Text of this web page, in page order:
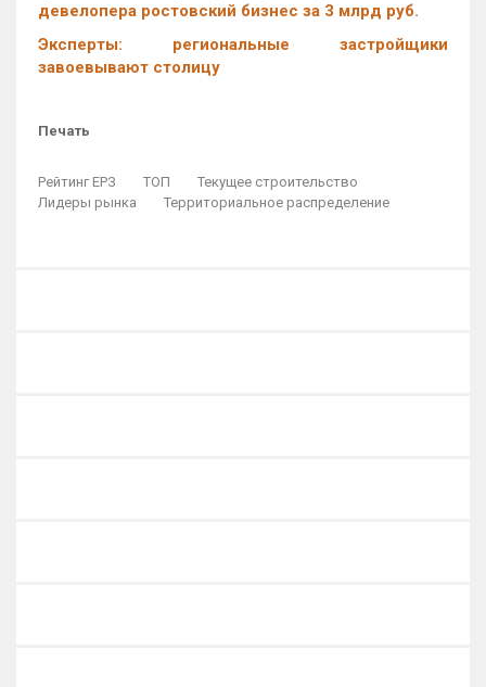
девелопера ростовский бизнес за 3 млрд руб.
Эксперты: региональные застройщики
завоевывают столицу
Печать
Рейтинг ЕРЗ ТОП
Текущее строительство
Лидеры рынка
Территориальное распределение